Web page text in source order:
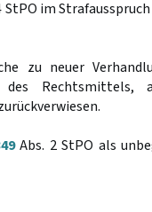
StPO im
zu neuer
des Rechtsmittels,
Abs. 2 StPO als